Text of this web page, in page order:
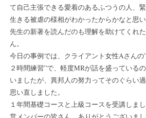
て自己主張できる愛着のあるふつうの人、
生きる被虐の様相がわかったからかなと思
先生の新著を読んだのも理解を助けてくれ
ん。
今日の事例では、クライアント女性Aさんの
２時間練習”で、軽度MRが話を盛っている
いましたが、異邦人の努力ってそのぐらい
思い直しました。
１年間基礎コースと上級コースを受講しま